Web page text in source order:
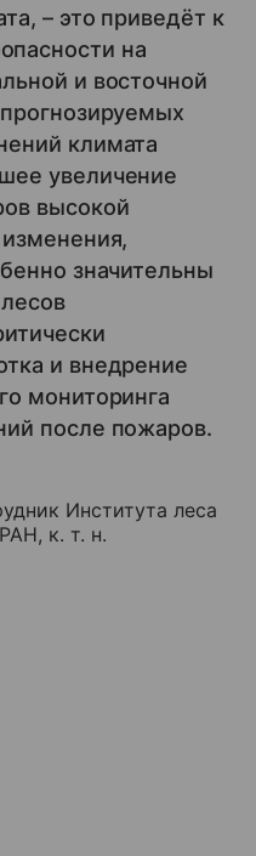
– это приведёт к
на
и восточной
климата
увеличение
высокой
значительны
и внедрение
мониторинга
после пожаров.
Института леса
к. т. н.